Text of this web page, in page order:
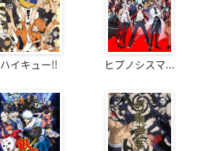
ハイキュー!! ヒプノシスマ...